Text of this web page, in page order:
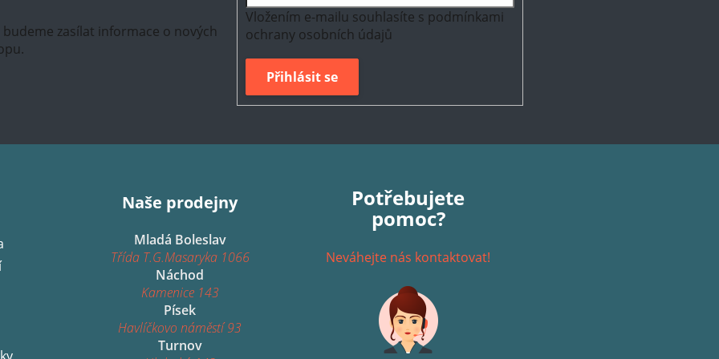
zasílat informace o nových
Vložením e-mailu souhlasíte s podmínkami
ochrany osobních údajů
Přihlásit se
Naše prodejny
Mladá Boleslav
Třída T.G.Masaryka 1066
Náchod
Kamenice 143
Písek
Havlíčkovo náměstí 93
Turnov
Potřebujete
pomoc?
Neváhejte nás kontaktovat!